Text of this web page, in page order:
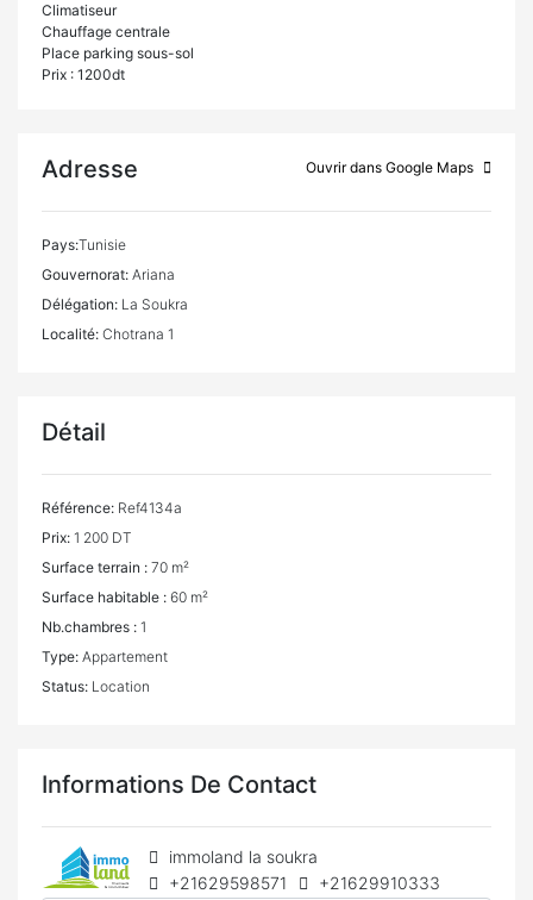
Climatiseur
Chauffage centrale
Place parking sous-sol
Prix : 1200dt
Adresse Ouvrir dans Google Maps
Pays:Tunisie
Gouvernorat: Ariana
Délégation: La Soukra
Localité: Chotrana 1
Détail
Référence: Ref4134a
Prix: 1 200 DT
Surface terrain : 70 m²
Surface habitable : 60 m²
Nb.chambres : 1
Type: Appartement
Status: Location
Informations De Contact
immoland la soukra
+21629598571
+21629910333